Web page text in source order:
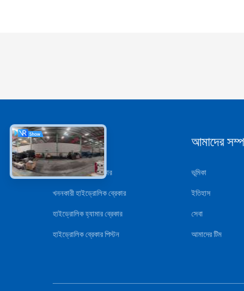
ধরন
হাইড্রোলিক রক ব্রেকার
খননকারী হাইড্রোলিক ব্রেকার
হাইড্রোলিক হ্যামার ব্রেকার
হাইড্রোলিক ব্রেকার পিস্টন
আমাদের
ভূমিকা
ইতিহাস
সেবা
আমাদের টিম